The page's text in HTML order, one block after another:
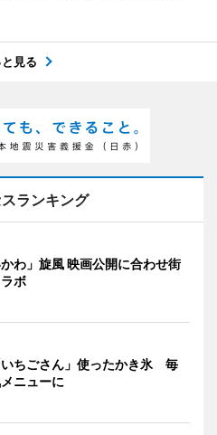
見る
ランキング
わ」旋風 映画公開に合わせ街
ボ
ちごさん」使ったかき氷 毎
ニューに